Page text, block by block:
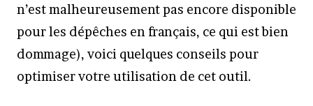
n’est malheureusement pas encore disponible
pour les dépêches en français, ce qui est bien
dommage), voici quelques conseils pour
optimiser votre utilisation de cet outil.